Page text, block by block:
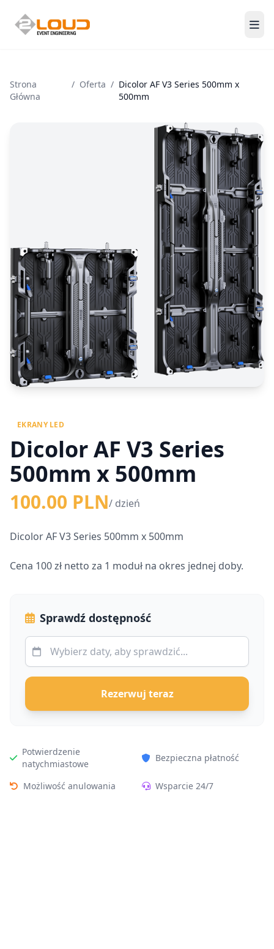
Strona
Główna
/ Oferta / Dicolor AF V3 Series 500mm x
500mm
EKRANY LED
Dicolor AF V3 Series
500mm x 500mm
100.00 PLN/ dzień
Dicolor AF V3 Series 500mm x 500mm
Cena 100 zł netto za 1 moduł na okres jednej doby.
Sprawdź dostępność
Rezerwuj teraz
Potwierdzenie
natychmiastowe
Bezpieczna płatność
Możliwość anulowania Wsparcie 24/7